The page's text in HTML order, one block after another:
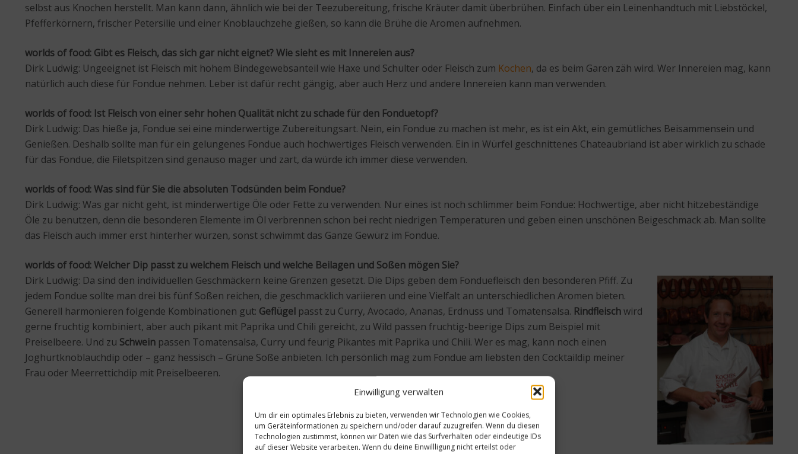
Einwilligung verwalten
Um dir ein optimales Erlebnis zu bieten, verwenden wir Technologien wie Cookies,
um Geräteinformationen zu speichern und/oder darauf zuzugreifen. Wenn du diesen
Technologien zustimmst, können wir Daten wie das Surfverhalten oder eindeutige IDs
auf dieser Website verarbeiten. Wenn du deine Einwillligung nicht erteilst oder
selbst aus Knochen herstellt. Man kann dann, ähnlich wie bei der Teezubereitung, frische Kräuter damit überbrühen. Einfach über ein Leinenhandtuch mit Liebstöckel,
Pfefferkörnern, frischer Petersilie und einer Knoblauchzehe gießen, so kann die Brühe die Aromen aufnehmen.
worlds of food: Gibt es Fleisch, das sich gar nicht eignet? Wie sieht es mit Innereien aus?
Dirk Ludwig: Ungeeignet ist Fleisch mit hohem Bindegewebsanteil wie Haxe und Schulter oder Fleisch zum Kochen, da es beim Garen zäh wird. Wer Innereien mag, kann
natürlich auch diese für Fondue nehmen. Leber ist dafür recht gängig, aber auch Herz und andere Innereien kann man verwenden.
worlds of food: Ist Fleisch von einer sehr hohen Qualität nicht zu schade für den Fonduetopf?
Dirk Ludwig: Das hieße ja, Fondue sei eine minderwertige Zubereitungsart. Nein, ein Fondue zu machen ist mehr, es ist ein Akt, ein gemütliches Beisammensein und
Genießen. Deshalb sollte man für ein gelungenes Fondue auch hochwertiges Fleisch verwenden. Ein in Würfel geschnittenes Chateaubriand ist aber wirklich zu schade
für das Fondue, die Filetspitzen sind genauso mager und zart, da würde ich immer diese verwenden.
worlds of food: Was sind für Sie die absoluten Todsünden beim Fondue?
Dirk Ludwig: Was gar nicht geht, ist minderwertige Öle oder Fette zu verwenden. Nur eines ist noch schlimmer beim Fondue: Hochwertige, aber nicht hitzebeständige
Öle zu benutzen, denn die besonderen Elemente im Öl verbrennen schon bei recht niedrigen Temperaturen und geben einen unschönen Beigeschmack ab. Man sollte
das Fleisch auch immer erst hinterher würzen, sonst schwimmt das Ganze Gewürz im Fondue.
worlds of food: Welcher Dip passt zu welchem Fleisch und welche Beilagen und Soßen mögen Sie?
Dirk Ludwig: Da sind den individuellen Geschmäckern keine Grenzen gesetzt. Die Dips geben dem Fonduefleisch den besonderen Pfiff. Zu
jedem Fondue sollte man drei bis fünf Soßen reichen, die geschmacklich variieren und eine Vielfalt an unterschiedlichen Aromen bieten.
Generell harmonieren folgende Kombinationen gut: Geflügel passt zu Curry, Avocado, Ananas, Erdnuss und Tomatensalsa. Rindfleischwird
gerne fruchtig kombiniert, aber auch pikant mit Paprika und Chili gereicht, zu Wild passen fruchtig-beerige Dips zum Beispiel mit
Preiselbeere. Und zu Schwein passen Tomatensalsa, Curry und feurig Pikantes mit Paprika und Chili. Wer es mag, kann noch einen
Joghurtknoblauchdip oder – ganz hessisch – Grüne Soße anbieten. Ich persönlich mag zum Fondue am liebsten den Cocktaildip meiner
Frau oder Meerrettichdip mit Preiselbeeren.